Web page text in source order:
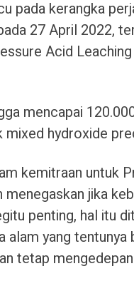
pada kerangka
27 April 2022,
Acid
mencapai
mixed hydroxide
kemitraan untuk
jika
penting, hal itu
alam yang tentunya
tetap